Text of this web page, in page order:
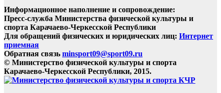
Информационное наполнение и сопровождение:
Пресс-служба Министерства физической культуры и
спорта Карачаево-Черкесской Республики
Для обращений физических и юридических лиц: Интернет
приемная
Обратная связь minsport09@sport09.ru
© Министерство физической культуры и спорта
Карачаево-Черкесской Республики, 2015.